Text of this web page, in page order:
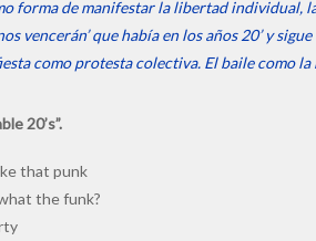
forma de manifestar la libertad individual,
vencerán’ que había en los años 20’ y
como protesta colectiva. El baile como
20’s”.
that punk
the funk?